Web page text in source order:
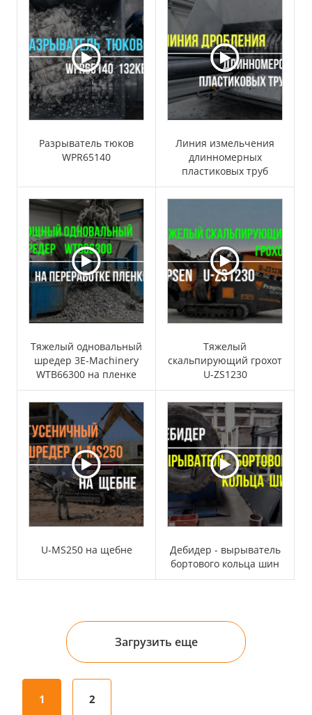
Разрыватель тюков
WPR65140
Линия измельчения
длинномерных
пластиковых труб
Тяжелый одновальный
шредер 3E-Machinery
WTB66300 на пленке
Тяжелый
скальпирующий грохот
U-ZS1230
U-MS250 на щебне
Дебидер - вырыватель
бортового кольца шин
Загрузить еще
1 2